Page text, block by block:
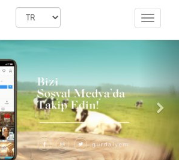
Toggle